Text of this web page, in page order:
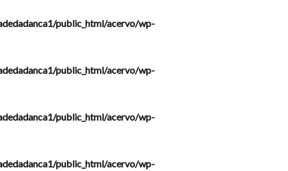
public_html/acervo/wp-
public_html/acervo/wp-
public_html/acervo/wp-
public_html/acervo/wp-